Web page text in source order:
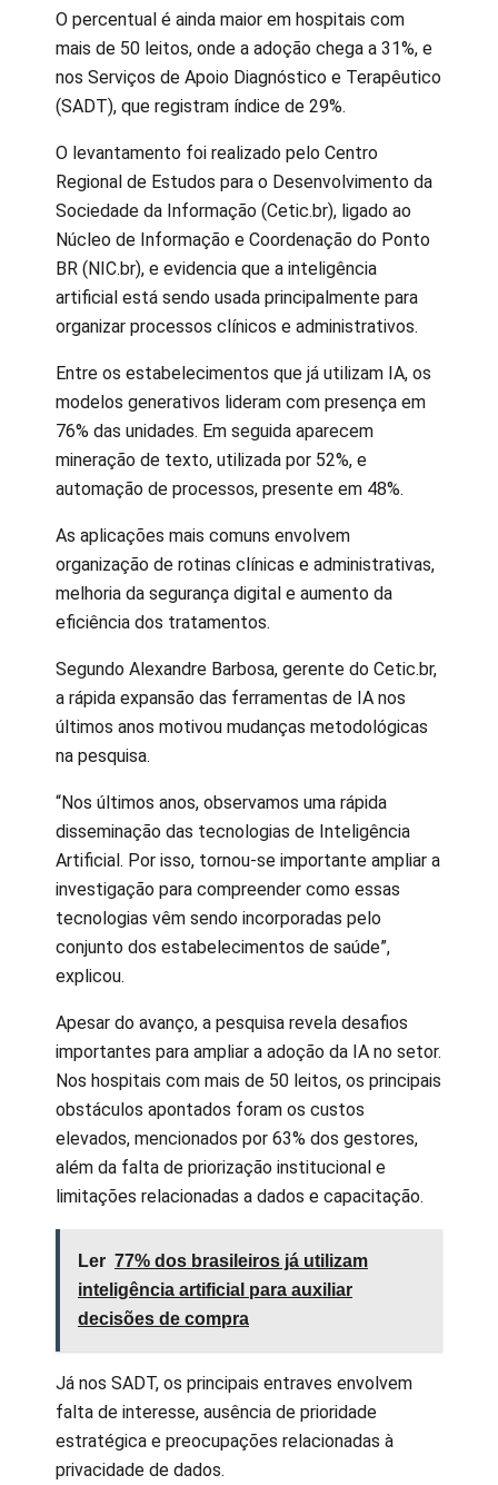
O percentual é ainda maior em hospitais com
mais de 50 leitos, onde a adoção chega a 31%, e
nos Serviços de Apoio Diagnóstico e Terapêutico
(SADT), que registram índice de 29%.
O levantamento foi realizado pelo Centro
Regional de Estudos para o Desenvolvimento da
Sociedade da Informação (Cetic.br), ligado ao
Núcleo de Informação e Coordenação do Ponto
BR (NIC.br), e evidencia que a inteligência
artificial está sendo usada principalmente para
organizar processos clínicos e administrativos.
Entre os estabelecimentos que já utilizam IA, os
modelos generativos lideram com presença em
76% das unidades. Em seguida aparecem
mineração de texto, utilizada por 52%, e
automação de processos, presente em 48%.
As aplicações mais comuns envolvem
organização de rotinas clínicas e administrativas,
melhoria da segurança digital e aumento da
eficiência dos tratamentos.
Segundo Alexandre Barbosa, gerente do Cetic.br,
a rápida expansão das ferramentas de IA nos
últimos anos motivou mudanças metodológicas
na pesquisa.
“Nos últimos anos, observamos uma rápida
disseminação das tecnologias de Inteligência
Artificial. Por isso, tornou-se importante ampliar a
investigação para compreender como essas
tecnologias vêm sendo incorporadas pelo
conjunto dos estabelecimentos de saúde”,
explicou.
Apesar do avanço, a pesquisa revela desafios
importantes para ampliar a adoção da IA no setor.
Nos hospitais com mais de 50 leitos, os principais
obstáculos apontados foram os custos
elevados, mencionados por 63% dos gestores,
além da falta de priorização institucional e
limitações relacionadas a dados e capacitação.
Ler 77% dos brasileiros já utilizam
inteligência artificial para auxiliar
decisões de compra
Já nos SADT, os principais entraves envolvem
falta de interesse, ausência de prioridade
estratégica e preocupações relacionadas à
privacidade de dados.